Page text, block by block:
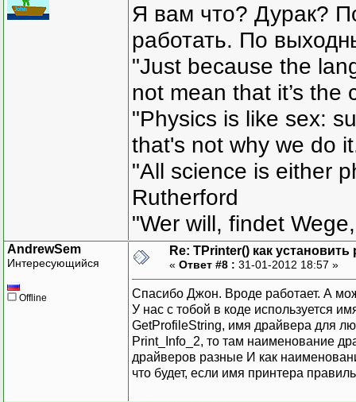
Я вам что? Дурак?
работать. По
"Just because the
not mean that it’s the
"Physics is like sex:
that's not why we do
"All science is either
Rutherford
"Wer will, findet
AndrewSem
Интересующийся
Offline
Re: TPrinter() как
« Ответ #8 : 31-01-2012 18:57 »
Спасибо Джон. Вроде работает. А
У нас с тобой в коде используется
GetProfileString, имя драйвера для
Print_Info_2, то там наименование
драйверов разные И как
что будет, если имя принтера